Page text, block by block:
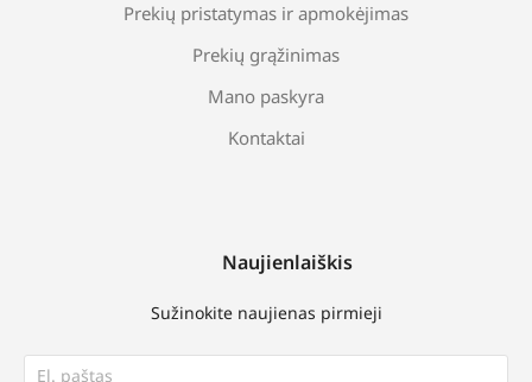
Prekių pristatymas ir apmokėjimas
Prekių grąžinimas
Mano paskyra
Kontaktai
Naujienlaiškis
Sužinokite naujienas pirmieji